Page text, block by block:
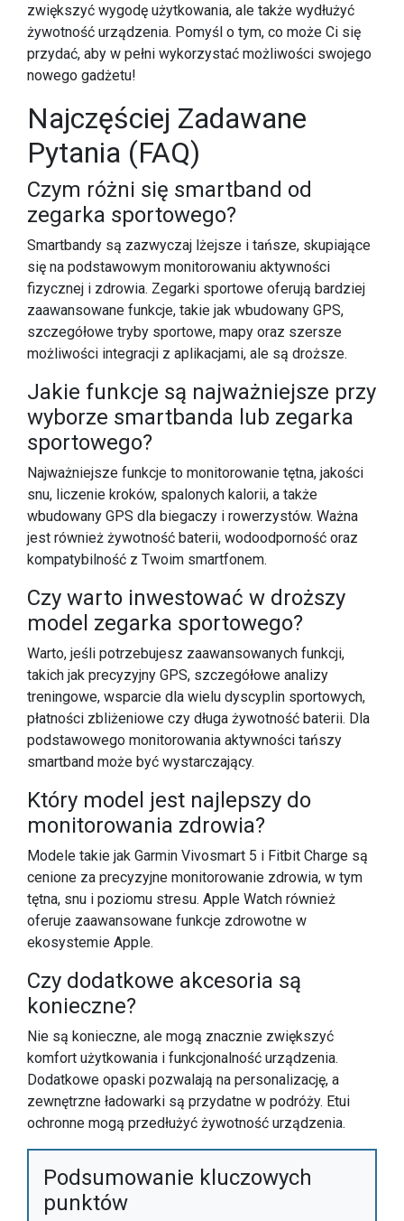
zwiększyć wygodę użytkowania, ale także wydłużyć
żywotność urządzenia. Pomyśl o tym, co może Ci się
przydać, aby w pełni wykorzystać możliwości swojego
nowego gadżetu!
Najczęściej Zadawane
Pytania (FAQ)
Czym różni się smartband od
zegarka sportowego?
Smartbandy są zazwyczaj lżejsze i tańsze, skupiające
się na podstawowym monitorowaniu aktywności
fizycznej i zdrowia. Zegarki sportowe oferują bardziej
zaawansowane funkcje, takie jak wbudowany GPS,
szczegółowe tryby sportowe, mapy oraz szersze
możliwości integracji z aplikacjami, ale są droższe.
Jakie funkcje są najważniejsze przy
wyborze smartbanda lub zegarka
sportowego?
Najważniejsze funkcje to monitorowanie tętna, jakości
snu, liczenie kroków, spalonych kalorii, a także
wbudowany GPS dla biegaczy i rowerzystów. Ważna
jest również żywotność baterii, wodoodporność oraz
kompatybilność z Twoim smartfonem.
Czy warto inwestować w droższy
model zegarka sportowego?
Warto, jeśli potrzebujesz zaawansowanych funkcji,
takich jak precyzyjny GPS, szczegółowe analizy
treningowe, wsparcie dla wielu dyscyplin sportowych,
płatności zbliżeniowe czy długa żywotność baterii. Dla
podstawowego monitorowania aktywności tańszy
smartband może być wystarczający.
Który model jest najlepszy do
monitorowania zdrowia?
Modele takie jak Garmin Vivosmart 5 i Fitbit Charge są
cenione za precyzyjne monitorowanie zdrowia, w tym
tętna, snu i poziomu stresu. Apple Watch również
oferuje zaawansowane funkcje zdrowotne w
ekosystemie Apple.
Czy dodatkowe akcesoria są
konieczne?
Nie są konieczne, ale mogą znacznie zwiększyć
komfort użytkowania i funkcjonalność urządzenia.
Dodatkowe opaski pozwalają na personalizację, a
zewnętrzne ładowarki są przydatne w podróży. Etui
ochronne mogą przedłużyć żywotność urządzenia.
Podsumowanie kluczowych
punktów